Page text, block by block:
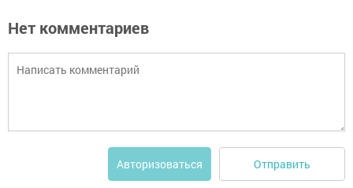
Нет комментариев
Авторизоваться Отправить